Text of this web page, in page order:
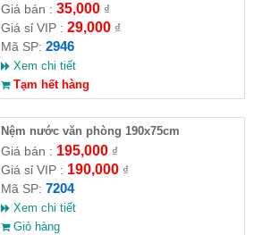
Giá bán : 35,000₫
Giá sỉ VIP : 29,000₫
Mã SP: 2946
Xem chi tiết
Tạm hết hàng
Nệm nước văn phòng 190x75cm
Giá bán : 195,000₫
Giá sỉ VIP : 190,000₫
Mã SP: 7204
Xem chi tiết
Giỏ hàng